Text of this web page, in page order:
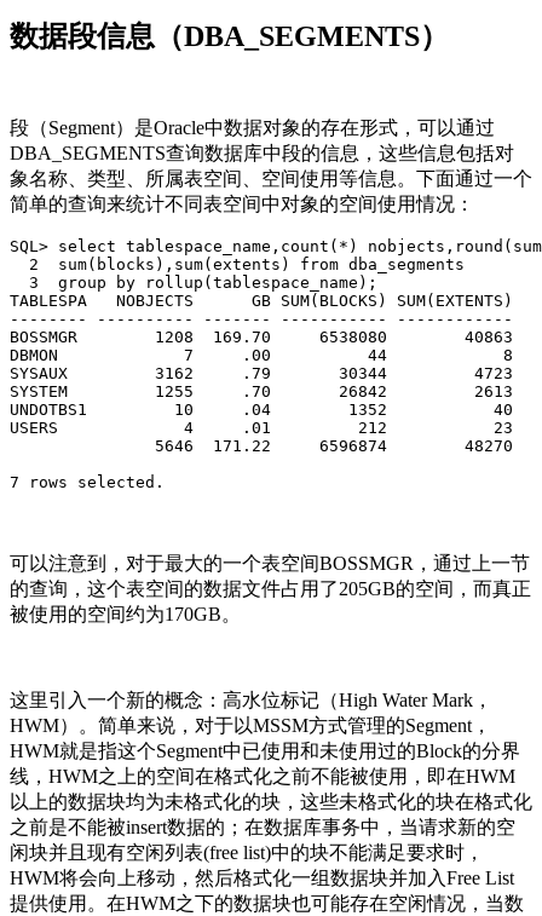
数据段信息（DBA_SEGMENTS）
段（Segment）是Oracle中数据对象的存在形式，可以通过
DBA_SEGMENTS查询数据库中段的信息，这些信息包括对
象名称、类型、所属表空间、空间使用等信息。下面通过一个
简单的查询来统计不同表空间中对象的空间使用情况：
SQL> select tablespace_name,count(*)
2  sum(blocks),sum(extents) from dba_segments
3  group by rollup(tablespace_name);
TABLESPA   NOBJECTS      GB SUM(BLOCKS) SUM(EXTENTS)
-------- ---------- ------- ----------- ------------
BOSSMGR        1208  169.70     6538080        40863
DBMON             7     .00          44            8
SYSAUX         3162     .79       30344         4723
SYSTEM         1255     .70       26842         2613
UNDOTBS1         10     .04        1352           40
USERS             4     .01         212           23
5646  171.22     6596874        48270
7 rows selected.
可以注意到，对于最大的一个表空间BOSSMGR，通过上一节
的查询，这个表空间的数据文件占用了205GB的空间，而真正
被使用的空间约为170GB。
这里引入一个新的概念：高水位标记（High Water Mark，
HWM）。简单来说，对于以MSSM方式管理的Segment，
HWM就是指这个Segment中已使用和未使用过的Block的分界
线，HWM之上的空间在格式化之前不能被使用，即在HWM
以上的数据块均为未格式化的块，这些未格式化的块在格式化
之前是不能被insert数据的；在数据库事务中，当请求新的空
闲块并且现有空闲列表(free list)中的块不能满足要求时，
HWM将会向上移动，然后格式化一组数据块并加入Free List
提供使用。在HWM之下的数据块也可能存在空闲情况，当数